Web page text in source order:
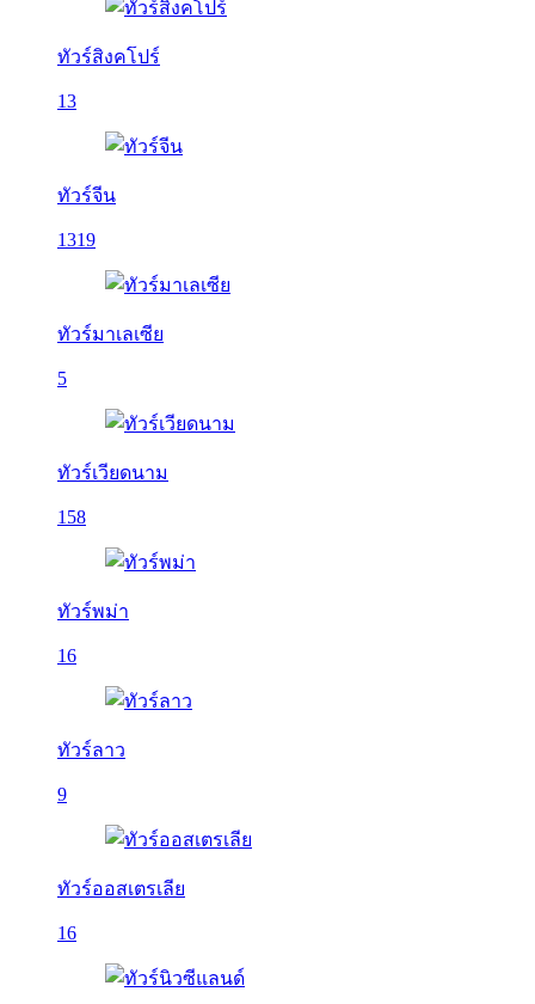
ทัวร์สิงคโปร์
13
ทัวร์จีน
1319
ทัวร์มาเลเซีย
5
ทัวร์เวียดนาม
158
ทัวร์พม่า
16
ทัวร์ลาว
9
ทัวร์ออสเตรเลีย
16